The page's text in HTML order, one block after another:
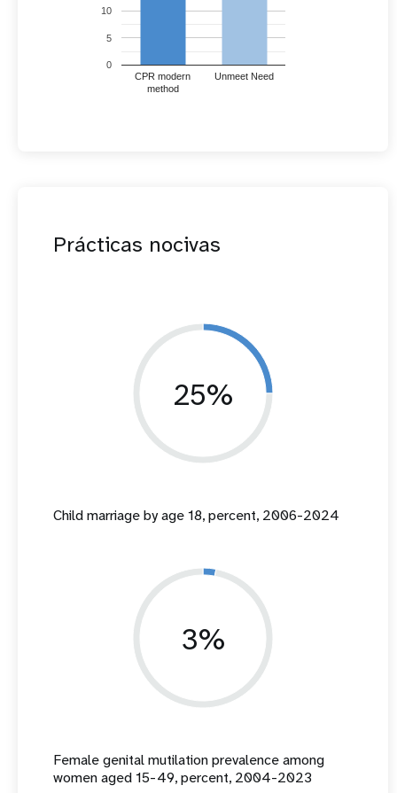
CPR modern
method
Unmeet Need
0
5
10
Prácticas nocivas
25%
Child marriage by age 18, percent, 2006-2024
3%
Female genital mutilation prevalence among
women aged 15-49, percent, 2004-2023